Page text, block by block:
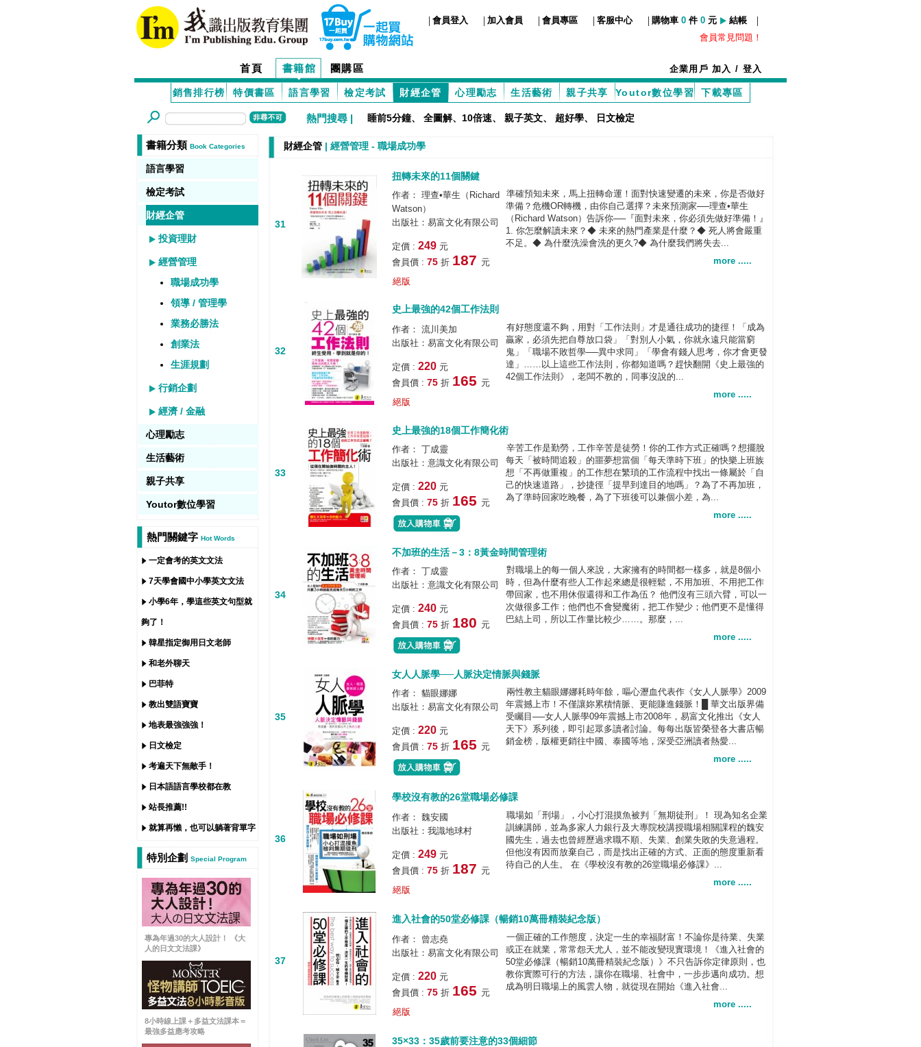
| 會員登入 | 加入會員 | 會員專區 | 客服中心 | 購物車 0 件 0 元 結帳 |
會員常見問題！
首頁 書籍館 團購區 企業用戶加入 / 登入
銷售排行榜 特價書區 語言學習 檢定考試 財經企管 心理勵志 生活藝術 親子共享 Youtor數位學習 下載專區
熱門搜尋 | 睡前5分鐘、 全圖解、10倍速、 親子英文、 超好學、 日文檢定
書籍分類 Book Categories
語言學習
檢定考試
財經企管
投資理財
經營管理
職場成功學
領導 / 管理學
業務必勝法
創業法
生涯規劃
行銷企劃
經濟 / 金融
心理勵志
生活藝術
親子共享
Youtor數位學習
熱門關鍵字 Hot Words
一定會考的英文文法
7天學會國中小學英文文法
小學6年，學這些英文句型就
夠了！
韓星指定御用日文老師
和老外聊天
巴菲特
教出雙語寶寶
地表最強強強！
日文檢定
考遍天下無敵手！
日本語語言學校都在教
站長推薦!!
就算再懶，也可以躺著背單字
特別企劃 Special Program
專為年過30的大人設計！ 《大
人的日文文法課》
8小時線上課＋多益文法課本＝
最強多益應考攻略
財經企管 | 經營管理 - 職場成功學
31
扭轉未來的11個關鍵
作者： 理查•華生（Richard
Watson）
出版社：易富文化有限公司
定價 : 249 元
會員價 : 75 折 187 元
絕版
準確預知未來，馬上扭轉命運！面對快速變遷的未來，你是否做好
準備？危機OR轉機，由你自己選擇？未來預測家──理查•華生
（Richard Watson）告訴你──『面對未來，你必須先做好準備！』
1. 你怎麼解讀未來？◆ 未來的熱門產業是什麼？◆ 死人將會嚴重
不足。◆ 為什麼洗澡會洗的更久?◆ 為什麼我們將失去...
more .....
32
史上最強的42個工作法則
作者： 流川美加
出版社：易富文化有限公司
定價 : 220 元
會員價 : 75 折 165 元
絕版
有好態度還不夠，用對「工作法則」才是通往成功的捷徑！「成為
贏家，必須先把自尊放口袋」「對別人小氣，你就永遠只能當窮
鬼」「職場不敗哲學──異中求同」「學會有錢人思考，你才會更發
達」……以上這些工作法則，你都知道嗎？趕快翻開《史上最強的
42個工作法則》，老闆不教的，同事沒說的...
more .....
33
史上最強的18個工作簡化術
作者： 丁成靈
出版社：意識文化有限公司
定價 : 220 元
會員價 : 75 折 165 元
辛苦工作是勤勞，工作辛苦是徒勞！你的工作方式正確嗎？想擺脫
每天「被時間追殺」的噩夢想當個「每天準時下班」的快樂上班族
想「不再做重複」的工作想在繁瑣的工作流程中找出一條屬於「自
己的快速道路」，抄捷徑「提早到達目的地嗎」？為了不再加班，
為了準時回家吃晚餐，為了下班後可以兼個小差，為...
more .....
34
不加班的生活－3：8黃金時間管理術
作者： 丁成靈
出版社：意識文化有限公司
定價 : 240 元
會員價 : 75 折 180 元
對職場上的每一個人來說，大家擁有的時間都一樣多，就是8個小
時，但為什麼有些人工作起來總是很輕鬆，不用加班、不用把工作
帶回家，也不用休假還得和工作為伍？ 他們沒有三頭六臂，可以一
次做很多工作；他們也不會變魔術，把工作變少；他們更不是懂得
巴結上司，所以工作量比較少……。那麼，...
more .....
35
女人人脈學──人脈決定情脈與錢脈
作者： 貓眼娜娜
出版社：易富文化有限公司
定價 : 220 元
會員價 : 75 折 165 元
兩性教主貓眼娜娜耗時年餘，嘔心瀝血代表作《女人人脈學》2009
年震撼上市！不僅讓妳累積情脈、更能賺進錢脈！█ 華文出版界備
受矚目──女人人脈學09年震撼上市2008年，易富文化推出《女人
天下》系列後，即引起眾多讀者討論。每每出版皆榮登各大書店暢
銷金榜，版權更銷往中國、泰國等地，深受亞洲讀者熱愛...
more .....
36
學校沒有教的26堂職場必修課
作者： 魏安國
出版社：我識地球村
定價 : 249 元
會員價 : 75 折 187 元
絕版
職場如「刑場」，小心打混摸魚被判「無期徒刑」！ 現為知名企業
訓練講師，並為多家人力銀行及大專院校講授職場相關課程的魏安
國先生，過去也曾經歷過求職不順、失業、創業失敗的失意過程。
但他沒有因而放棄自己，而是找出正確的方式、正面的態度重新看
待自己的人生。 在《學校沒有教的26堂職場必修課》...
more .....
37
進入社會的50堂必修課（暢銷10萬冊精裝紀念版）
作者： 曾志堯
出版社：易富文化有限公司
定價 : 220 元
會員價 : 75 折 165 元
絕版
一個正確的工作態度，決定一生的幸福財富！不論你是待業、失業
或正在就業，常常怨天尤人，並不能改變現實環境！《進入社會的
50堂必修課（暢銷10萬冊精裝紀念版）》不只告訴你定律原則，也
教你實際可行的方法，讓你在職場、社會中，一步步邁向成功。想
成為明日職場上的風雲人物，就從現在開始《進入社會...
more .....
35×33：35歲前要注意的33個細節